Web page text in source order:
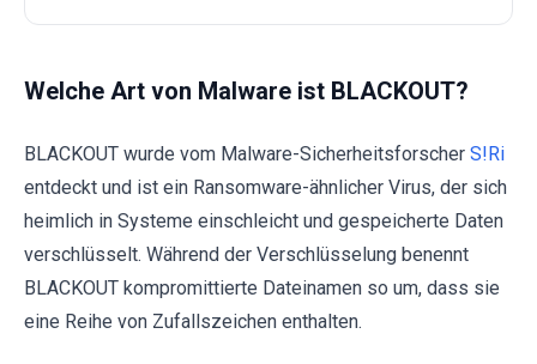
Welche Art von Malware ist BLACKOUT?
BLACKOUT wurde vom Malware-Sicherheitsforscher S!Ri
entdeckt und ist ein Ransomware-ähnlicher Virus, der sich
heimlich in Systeme einschleicht und gespeicherte Daten
verschlüsselt. Während der Verschlüsselung benennt
BLACKOUT kompromittierte Dateinamen so um, dass sie
eine Reihe von Zufallszeichen enthalten.